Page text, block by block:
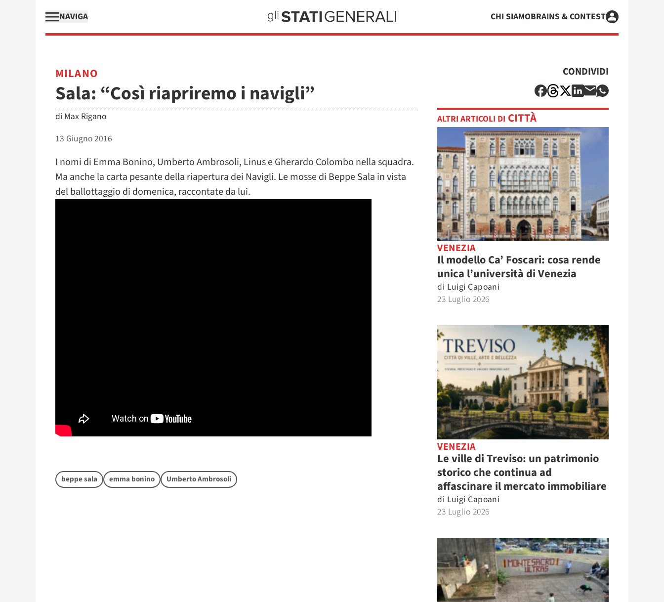
NAVIGA CHI SIAMOBRAINS & CONTEST
MILANO
Sala: “Così riapriremo i navigli”
di Max Rigano
13 Giugno 2016
I nomi di Emma Bonino, Umberto Ambrosoli, Linus e Gherardo Colombo nella squadra.
Ma anche la carta pesante della riapertura dei Navigli. Le mosse di Beppe Sala in vista
del ballottaggio di domenica, raccontate da lui.
beppe sala emma bonino Umberto Ambrosoli
CONDIVIDI
ALTRI ARTICOLI DI CITTÀ
VENEZIA
Il modello Ca’ Foscari: cosa rende
unica l’università di Venezia
di Luigi Capoani
23 Luglio 2026
VENEZIA
Le ville di Treviso: un patrimonio
storico che continua ad
affascinare il mercato immobiliare
di Luigi Capoani
23 Luglio 2026